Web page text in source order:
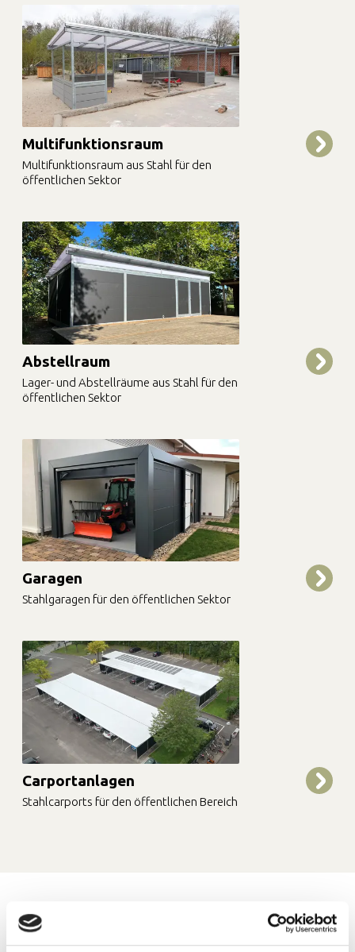
Multifunktionsraum
Multifunktionsraum aus Stahl für den
öffentlichen Sektor
Abstellraum
Lager- und Abstellräume aus Stahl für den
öffentlichen Sektor
Garagen
Stahlgaragen für den öffentlichen Sektor
Carportanlagen
Stahlcarports für den öffentlichen Bereich